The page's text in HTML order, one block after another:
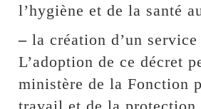
l’hygiène et de la santé
– la création d’un
L’adoption de ce décret
ministère de la Fonction